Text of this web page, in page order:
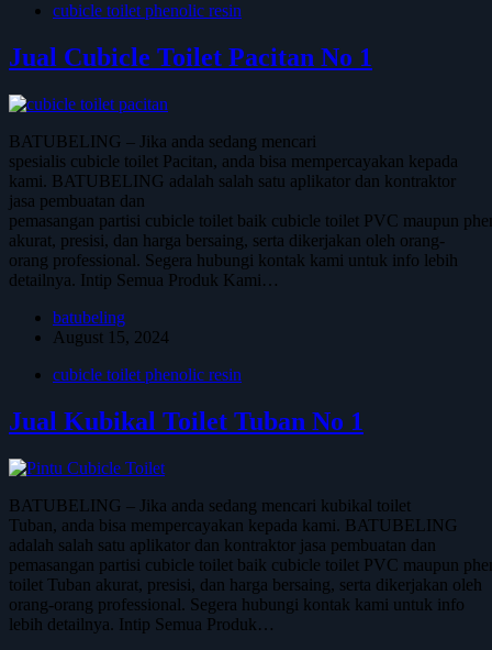
cubicle toilet phenolic resin
Jual Cubicle Toilet Pacitan No 1
BATUBELING – Jika anda sedang mencari
spesialis cubicle toilet Pacitan, anda bisa mempercayakan kepada
kami. BATUBELING adalah salah satu aplikator dan kontraktor
jasa pembuatan dan
pemasangan partisi cubicle toilet baik cubicle toilet PVC maupun
akurat, presisi, dan harga bersaing, serta dikerjakan oleh orang-
orang professional. Segera hubungi kontak kami untuk info lebih
detailnya. Intip Semua Produk Kami…
batubeling
August 15, 2024
cubicle toilet phenolic resin
Jual Kubikal Toilet Tuban No 1
BATUBELING – Jika anda sedang mencari kubikal toilet
Tuban, anda bisa mempercayakan kepada kami. BATUBELING
adalah salah satu aplikator dan kontraktor jasa pembuatan dan
pemasangan partisi cubicle toilet baik cubicle toilet PVC maupun
toilet Tuban akurat, presisi, dan harga bersaing, serta dikerjakan oleh
orang-orang professional. Segera hubungi kontak kami untuk info
lebih detailnya. Intip Semua Produk…